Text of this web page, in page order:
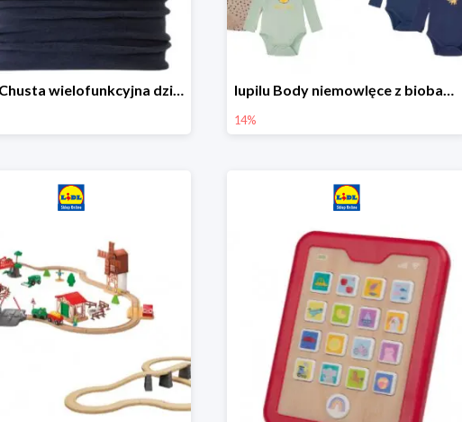
lupilu Chusta wielofunkcyjna dziecięca lupilu Body niemowlęce z biobawełny
14%